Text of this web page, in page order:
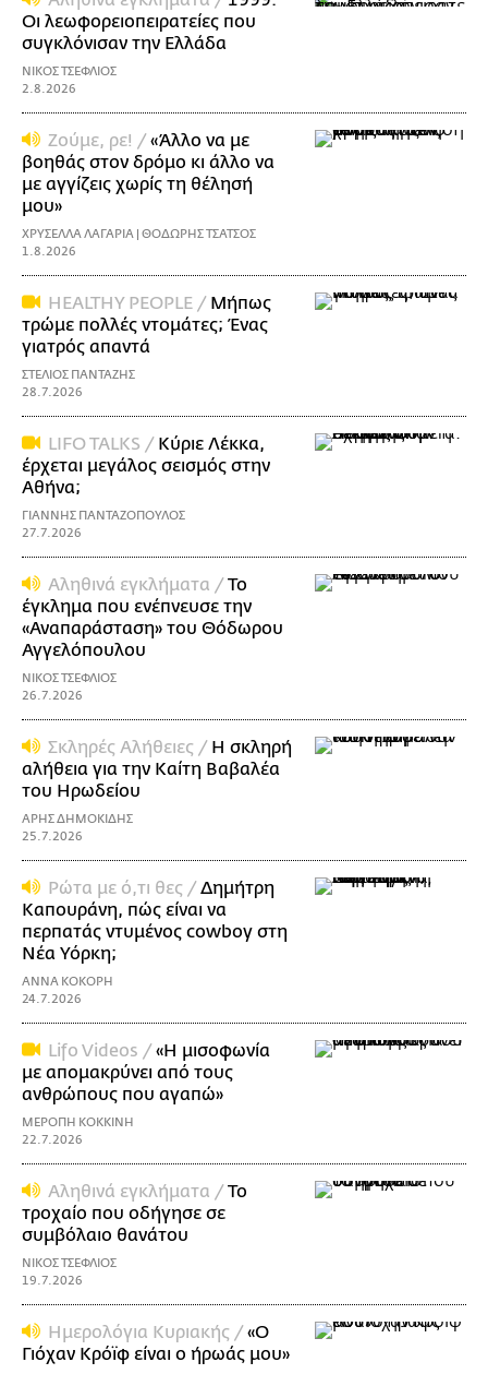
Οι λεωφορειοπειρατείες που
συγκλόνισαν την Ελλάδα
ΝΙΚΟΣ ΤΣΕΦΛΙΟΣ
2.8.2026
Ζούμε, ρε! / «Άλλο να με
βοηθάς στον δρόμο κι άλλο να
με αγγίζεις χωρίς τη θέλησή
μου»
ΧΡΥΣΕΛΛΑ ΛΑΓΑΡΙΑ | ΘΟΔΩΡΗΣ ΤΣΑΤΣΟΣ
1.8.2026
ΗΕΑLTHY PEOPLE / Μήπως
τρώμε πολλές ντομάτες; Ένας
γιατρός απαντά
ΣΤΕΛΙΟΣ ΠΑΝΤΑΖΗΣ
28.7.2026
LIFO TALKS / Κύριε Λέκκα,
έρχεται μεγάλος σεισμός στην
Αθήνα;
ΓΙΑΝΝΗΣ ΠΑΝΤΑΖΟΠΟΥΛΟΣ
27.7.2026
Αληθινά εγκλήματα / Το
έγκλημα που ενέπνευσε την
«Αναπαράσταση» του Θόδωρου
Αγγελόπουλου
ΝΙΚΟΣ ΤΣΕΦΛΙΟΣ
26.7.2026
Σκληρές Αλήθειες / Η σκληρή
αλήθεια για την Καίτη Βαβαλέα
του Ηρωδείου
ΑΡΗΣ ΔΗΜΟΚΙΔΗΣ
25.7.2026
Ρώτα με ό,τι θες / Δημήτρη
Καπουράνη, πώς είναι να
περπατάς ντυμένος cowboy στη
Νέα Υόρκη;
ΑΝΝΑ ΚΟΚΟΡΗ
24.7.2026
Lifo Videos / «Η μισοφωνία
με απομακρύνει από τους
ανθρώπους που αγαπώ»
ΜΕΡΟΠΗ ΚΟΚΚΙΝΗ
22.7.2026
Αληθινά εγκλήματα / Το
τροχαίο που οδήγησε σε
συμβόλαιο θανάτου
ΝΙΚΟΣ ΤΣΕΦΛΙΟΣ
19.7.2026
Ημερολόγια Κυριακής / «Ο
Γιόχαν Κρόϊφ είναι ο ήρωάς μου»